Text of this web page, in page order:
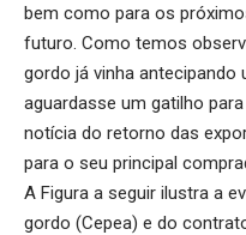
bem como para os
futuro. Como temos
gordo já vinha antecipando
aguardasse um gatilho
notícia do retorno das
para o seu principal
A Figura a seguir ilustra a
gordo (Cepea) e do